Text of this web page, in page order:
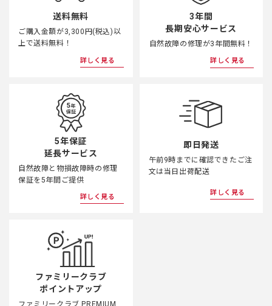
送料無料
ご購入金額が3,300円(税込)以
上で送料無料！
詳しく見る
3年間
長期安心サービス
自然故障の修理が3年間無料！
詳しく見る
5年保証
延長サービス
自然故障と物損故障時の修理
保証を5年間ご提供
詳しく見る
即日発送
午前9時までに確認できたご注
文は当日出荷配送
詳しく見る
ファミリークラブ
ポイントアップ
ファミリークラブ PREMIUM